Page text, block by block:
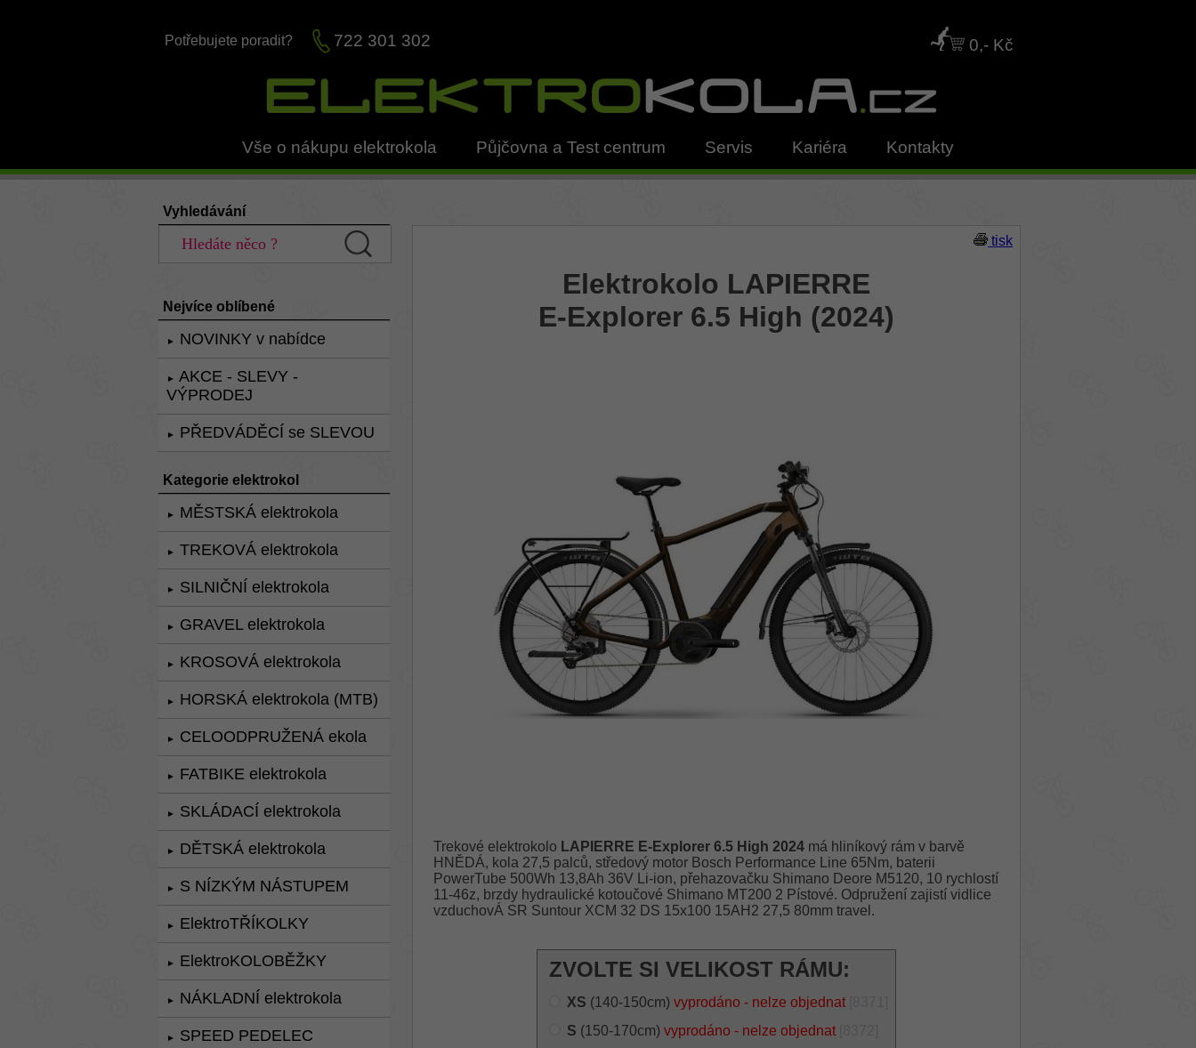
Potřebujete poradit? 722 301 302 0,- Kč
Vše o nákupu elektrokola Půjčovna a Test centrum Servis Kariéra Kontakty
Vyhledávání
Nejvíce oblíbené
► NOVINKY v nabídce
►
AKCE - SLEVY -
VÝPRODEJ
► PŘEDVÁDĚCÍ se SLEVOU
Kategorie elektrokol
► MĚSTSKÁ elektrokola
► TREKOVÁ elektrokola
► SILNIČNÍ elektrokola
► GRAVEL elektrokola
► KROSOVÁ elektrokola
► HORSKÁ elektrokola (MTB)
► CELOODPRUŽENÁ ekola
► FATBIKE elektrokola
► SKLÁDACÍ elektrokola
► DĚTSKÁ elektrokola
► S NÍZKÝM NÁSTUPEM
► ElektroTŘÍKOLKY
► ElektroKOLOBĚŽKY
► NÁKLADNÍ elektrokola
► SPEED PEDELEC
tisk
Elektrokolo LAPIERRE
E-Explorer 6.5 High (2024)
Trekové elektrokolo LAPIERRE E-Explorer 6.5 High 2024má hliníkový rám v barvě
HNĚDÁ, kola 27,5 palců, středový motor Bosch Performance Line 65Nm, baterii
PowerTube 500Wh 13,8Ah 36V Li-ion, přehazovačku Shimano Deore M5120, 10 rychlostí
11-46z, brzdy hydraulické kotoučové Shimano MT200 2 Pístové. Odpružení zajistí vidlice
vzduchovÁ SR Suntour XCM 32 DS 15x100 15AH2 27,5 80mm travel.
ZVOLTE SI VELIKOST RÁMU:
XS (140-150cm) vyprodáno - nelze objednat
S (150-170cm) vyprodáno - nelze objednat